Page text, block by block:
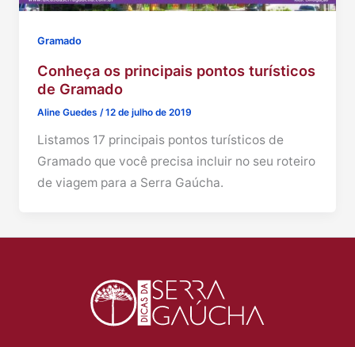
Gramado
Conheça os principais pontos turísticos
de Gramado
Aline Guedes/12 de julho de 2019
Listamos 17 principais pontos turísticos de
Gramado que você precisa incluir no seu roteiro
de viagem para a Serra Gaúcha.